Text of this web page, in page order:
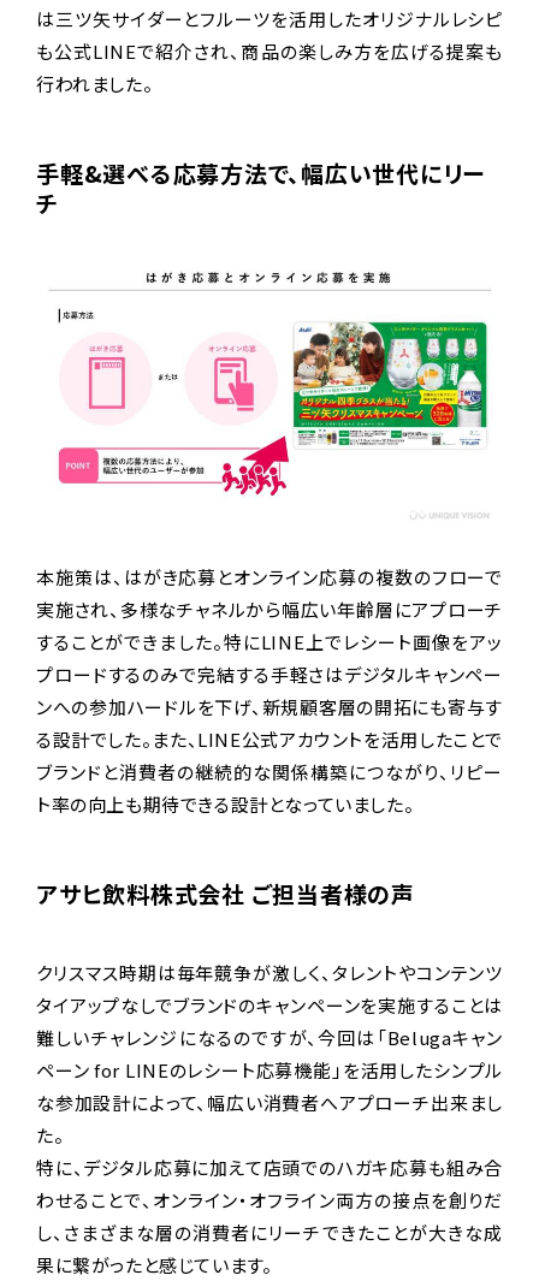
は三ツ矢サイダーとフルーツを活用したオリジナルレシピ
も公式LINEで紹介され、商品の楽しみ方を広げる提案も
行われました。
手軽&選べる応募方法で、幅広い世代にリー
チ
本施策は、はがき応募とオンライン応募の複数のフローで
実施され、多様なチャネルから幅広い年齢層にアプローチ
することができました。特にLINE上でレシート画像をアッ
プロードするのみで完結する手軽さはデジタルキャンペー
ンへの参加ハードルを下げ、新規顧客層の開拓にも寄与す
る設計でした。また、LINE公式アカウントを活用したことで
ブランドと消費者の継続的な関係構築につながり、リピー
ト率の向上も期待できる設計となっていました。
アサヒ飲料株式会社 ご担当者様の声
クリスマス時期は毎年競争が激しく、タレントやコンテンツ
タイアップなしでブランドのキャンペーンを実施することは
難しいチャレンジになるのですが、今回は「Belugaキャン
ペーン for LINEのレシート応募機能」を活用したシンプル
な参加設計によって、幅広い消費者へアプローチ出来まし
た。
特に、デジタル応募に加えて店頭でのハガキ応募も組み合
わせることで、オンライン・オフライン両方の接点を創りだ
し、さまざまな層の消費者にリーチできたことが大きな成
果に繋がったと感じています。